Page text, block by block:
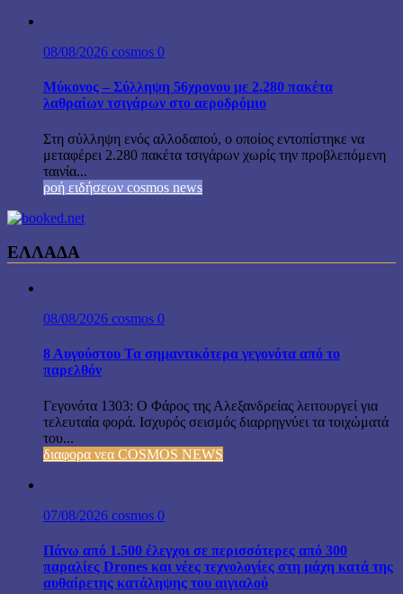
08/08/2026 cosmos 0
Μύκονος – Σύλληψη 56χρονου με 2.280 πακέτα
λαθραίων τσιγάρων στο αεροδρόμιο
Στη σύλληψη ενός αλλοδαπού, ο οποίος εντοπίστηκε να
μεταφέρει 2.280 πακέτα τσιγάρων χωρίς την προβλεπόμενη
ταινία...
ροή ειδήσεων cosmos news
ΕΛΛΑΔΑ
08/08/2026 cosmos 0
8 Αυγούστου Τα σημαντικότερα γεγονότα από το
παρελθόν
Γεγονότα 1303: Ο Φάρος της Αλεξανδρείας λειτουργεί για
τελευταία φορά. Ισχυρός σεισμός διαρρηγνύει τα τοιχώματά
του...
διαφορα νεα COSMOS NEWS
07/08/2026 cosmos 0
Πάνω από 1.500 έλεγχοι σε περισσότερες από 300
παραλίες Drones και νέες τεχνολογίες στη μάχη κατά της
αυθαίρετης κατάληψης του αιγιαλού